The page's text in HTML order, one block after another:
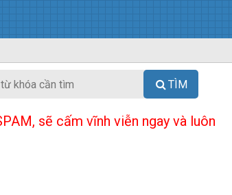
TÌM
sẽ cấm vĩnh viễn ngay và luôn